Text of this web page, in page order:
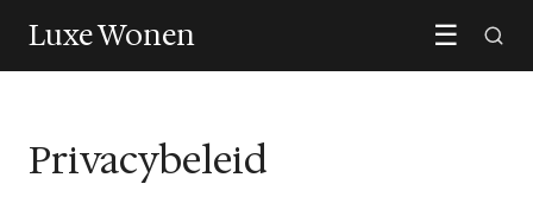
Luxe Wonen ☰
Privacybeleid